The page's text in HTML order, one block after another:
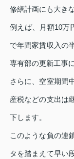
修繕計画にも大き
例えば、月額10万
で年間家賃収入の
専有部の更新工事
さらに、空室期間
産税などの支出は
下します。
このような負の連
タを踏まえて早い